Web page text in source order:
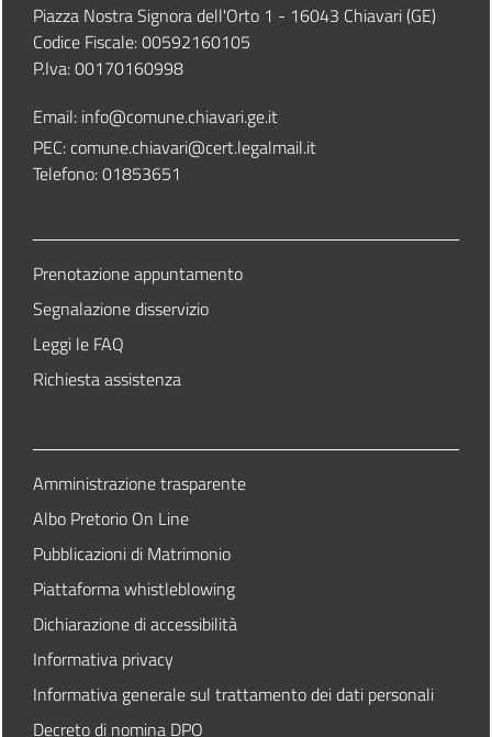
Piazza Nostra Signora dell'Orto 1 - 16043 Chiavari (GE)
Codice Fiscale: 00592160105
P.Iva: 00170160998
Email: info@comune.chiavari.ge.it
PEC: comune.chiavari@cert.legalmail.it
Telefono: 01853651
Prenotazione appuntamento
Segnalazione disservizio
Leggi le FAQ
Richiesta assistenza
Amministrazione trasparente
Albo Pretorio On Line
Pubblicazioni di Matrimonio
Piattaforma whistleblowing
Dichiarazione di accessibilità
Informativa privacy
Informativa generale sul trattamento dei dati personali
Decreto di nomina DPO